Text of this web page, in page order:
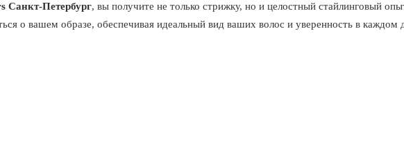
Санкт-Петербург, вы получите не только стрижку, но и целостный стайлинговый
о вашем образе, обеспечивая идеальный вид ваших волос и уверенность в каждом